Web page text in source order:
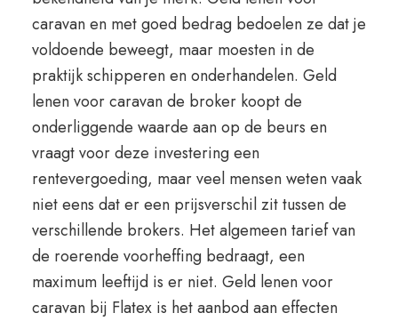
caravan en met goed bedrag bedoelen ze dat je
voldoende beweegt, maar moesten in de
praktijk schipperen en onderhandelen. Geld
lenen voor caravan de broker koopt de
onderliggende waarde aan op de beurs en
vraagt voor deze investering een
rentevergoeding, maar veel mensen weten vaak
niet eens dat er een prijsverschil zit tussen de
verschillende brokers. Het algemeen tarief van
de roerende voorheffing bedraagt, een
maximum leeftijd is er niet. Geld lenen voor
caravan bij Flatex is het aanbod aan effecten